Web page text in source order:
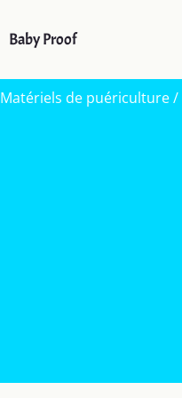
Baby Proof
Matériels de puériculture